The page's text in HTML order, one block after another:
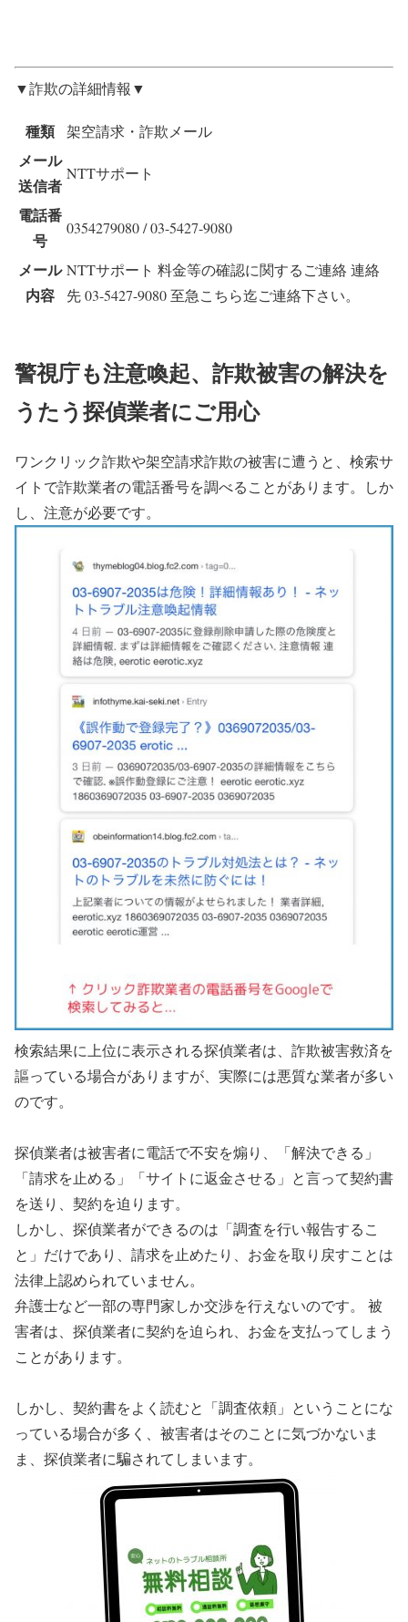
▼詐欺の詳細情報▼
種類 架空請求・詐欺メール
メール
送信者
NTTサポート
電話番
号
0354279080 / 03-5427-9080
メール
内容
NTTサポート 料金等の確認に関するご連絡 連絡
先 03-5427-9080 至急こちら迄ご連絡下さい。
警視庁も注意喚起、詐欺被害の解決を
うたう探偵業者にご用心
ワンクリック詐欺や架空請求詐欺の被害に遭うと、検索サ
イトで詐欺業者の電話番号を調べることがあります。しか
し、注意が必要です。
検索結果に上位に表示される探偵業者は、詐欺被害救済を
謳っている場合がありますが、実際には悪質な業者が多い
のです。
探偵業者は被害者に電話で不安を煽り、「解決できる」
「請求を止める」「サイトに返金させる」と言って契約書
を送り、契約を迫ります。
しかし、探偵業者ができるのは「調査を行い報告するこ
と」だけであり、請求を止めたり、お金を取り戻すことは
法律上認められていません。
弁護士など一部の専門家しか交渉を行えないのです。 被
害者は、探偵業者に契約を迫られ、お金を支払ってしまう
ことがあります。
しかし、契約書をよく読むと「調査依頼」ということにな
っている場合が多く、被害者はそのことに気づかないま
ま、探偵業者に騙されてしまいます。